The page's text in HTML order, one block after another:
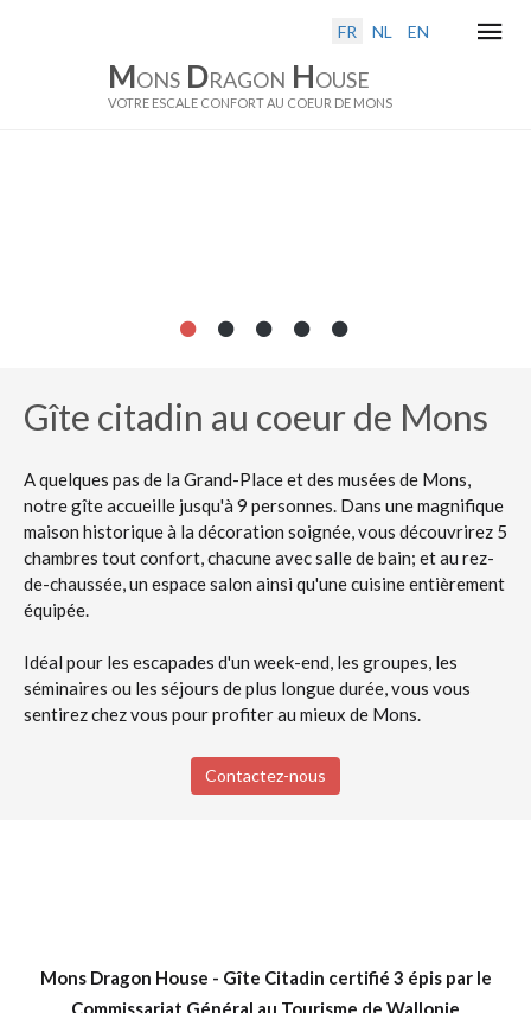
Sélectionnez votre langue
FR NL EN
Mons Dragon House
VOTRE ESCALE CONFORT AU COEUR DE MONS
Gîte citadin au coeur de Mons
A quelques pas de la Grand-Place et des musées de Mons,
notre gîte accueille jusqu'à 9 personnes. Dans une magnifique
maison historique à la décoration soignée, vous découvrirez 5
chambres tout confort, chacune avec salle de bain; et au rez-
de-chaussée, un espace salon ainsi qu'une cuisine entièrement
équipée.
Idéal pour les escapades d'un week-end, les groupes, les
séminaires ou les séjours de plus longue durée, vous vous
sentirez chez vous pour profiter au mieux de Mons.
Contactez-nous
Mons Dragon House - Gîte Citadin certifié 3 épis par le
Commissariat Général au Tourisme de Wallonie